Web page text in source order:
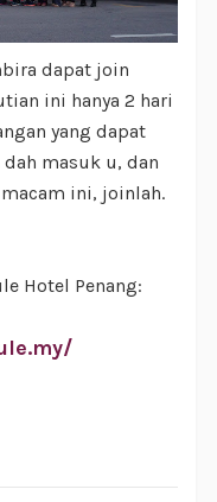
dapat join
ini hanya 2 hari
yang dapat
masuk u, dan
ini, joinlah.
Hotel Penang: